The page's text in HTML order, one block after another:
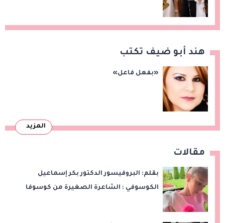
هند أبو ضيف تكتب
«بفعل فاعل»
المزيد
مقالات
بقلم: البروفيسور الدكتور بكر إسماعيل
الكوسوفي : الشاعرة الصغيرة من كوسوفا